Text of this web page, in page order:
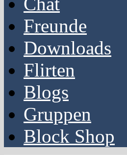
Freunde
Downloads
Flirten
Blogs
Gruppen
Block Shop